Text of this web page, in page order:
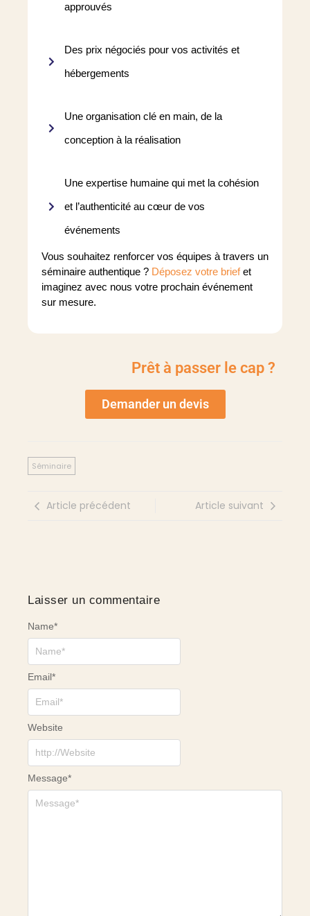
approuvés
Des prix négociés pour vos activités et
hébergements
Une organisation clé en main, de la
conception à la réalisation
Une expertise humaine qui met la cohésion
et l’authenticité au cœur de vos
événements
Vous souhaitez renforcer vos équipes à travers un
séminaire authentique ? Déposez votre briefet
imaginez avec nous votre prochain événement
sur mesure.
Prêt à passer le cap ?
Demander un devis
Séminaire
Article précédent Article suivant
Laisser un commentaire
Message*
Name*
Email*
Website